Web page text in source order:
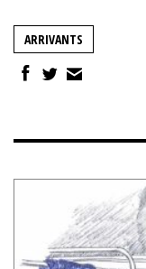
ARRIVANTS